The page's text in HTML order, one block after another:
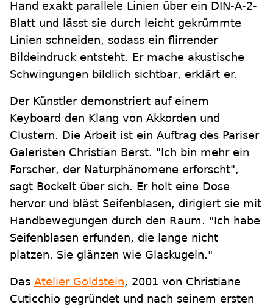
Hand exakt parallele Linien über ein DIN-A-2-
Blatt und lässt sie durch leicht gekrümmte
Linien schneiden, sodass ein flirrender
Bildeindruck entsteht. Er mache akustische
Schwingungen bildlich sichtbar, erklärt er.
Der Künstler demonstriert auf einem
Keyboard den Klang von Akkorden und
Clustern. Die Arbeit ist ein Auftrag des Pariser
Galeristen Christian Berst. "Ich bin mehr ein
Forscher, der Naturphänomene erforscht",
sagt Bockelt über sich. Er holt eine Dose
hervor und bläst Seifenblasen, dirigiert sie mit
Handbewegungen durch den Raum. "Ich habe
Seifenblasen erfunden, die lange nicht
platzen. Sie glänzen wie Glaskugeln."
Das Atelier Goldstein, 2001 von Christiane
Cuticchio gegründet und nach seinem ersten